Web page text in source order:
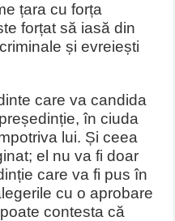
țara cu forța
forțat să iasă din
și evreiești
care va candida
în ciuda
lui. Și ceea
el nu va fi doar
care va fi pus în
cu o aprobare
contesta că